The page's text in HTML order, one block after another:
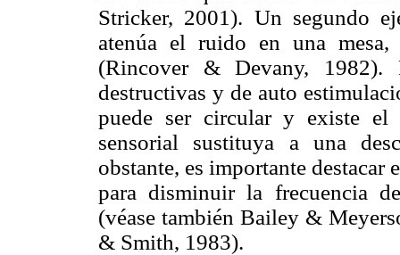
Stricker, 2001). Un segundo
atenúa el ruido en una
(Rincover & Devany, 1982).
destructivas y de auto
puede ser circular y existe el
sensorial sustituya a una
obstante, es importante
para disminuir la frecuencia
(véase también Bailey &
& Smith, 1983).